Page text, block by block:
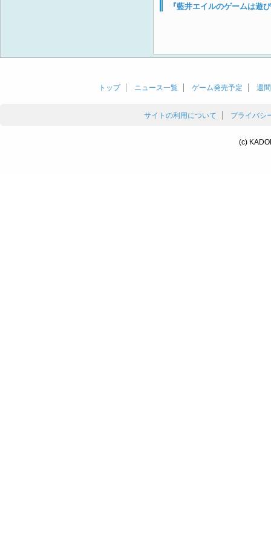
『藍井エイルのゲームは遊
トップ ニュース一覧 ゲーム発売予定 週
サイトの利用について プライバシ
(c)